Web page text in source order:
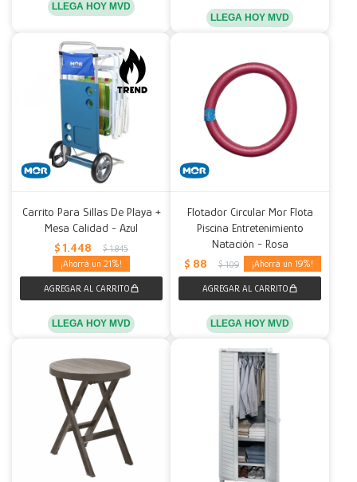
LLEGA HOY MVD
LLEGA HOY MVD
Carrito Para Sillas De Playa +
Mesa Calidad - Azul
$ 1.448 $ 1.845
21
LLEGA HOY MVD
Flotador Circular Mor Flota
Piscina Entretenimiento
Natación - Rosa
$ 88 $ 109 19
LLEGA HOY MVD